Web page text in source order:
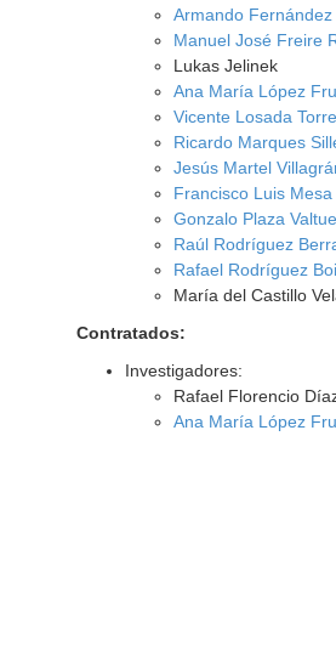
Armando Fernández
Manuel José Freire
Lukas Jelinek
Ana María López
Vicente Losada
Ricardo Marques
Jesús Martel
Francisco Luis
Gonzalo Plaza
Raúl Rodríguez
Rafael Rodríguez
María del Castillo
Contratados:
Investigadores:
Rafael Florencio
Ana María López